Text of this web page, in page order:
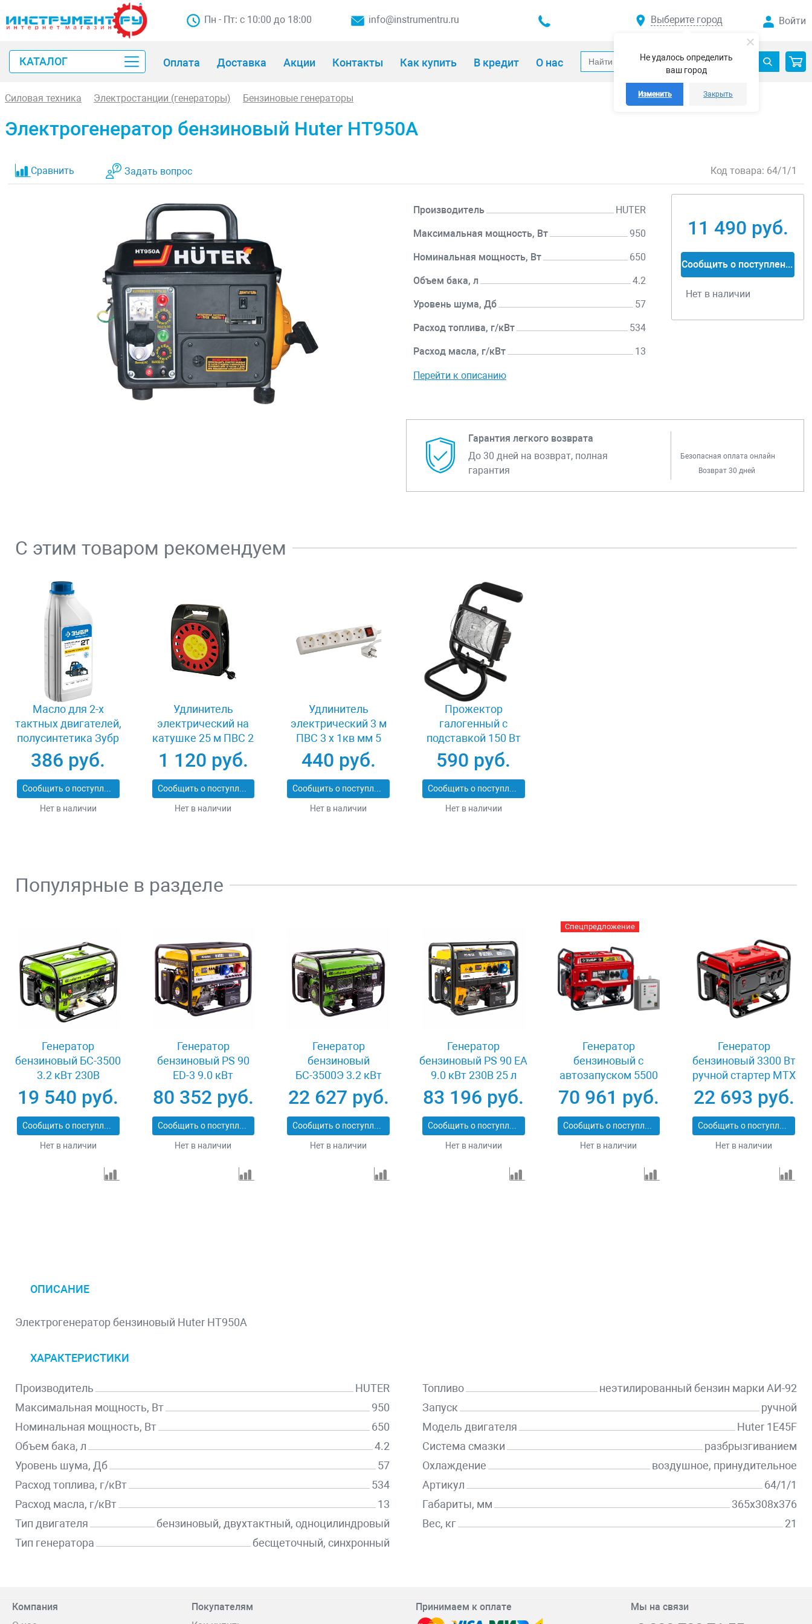
Не удалось определить
ваш город
Изменить Закрыть
Пн - Пт: с 10:00 до 18:00 info@instrumentru.ru Выберите город Войти
КАТАЛОГ Оплата Доставка Акции Контакты Как купить В кредит О нас
Силовая техника Электростанции (генераторы) Бензиновые генераторы
Электрогенератор бензиновый Huter HT950A
Сравнить Задать вопрос Код товара: 64/1/1
Производитель HUTER
Максимальная мощность, Вт 950
Номинальная мощность, Вт 650
Объем бака, л 4.2
Уровень шума, Дб 57
Расход топлива, г/кВт 534
Расход масла, г/кВт 13
Перейти к описанию
11 490 руб.
Сообщить о поступлении
Нет в наличии
Гарантия легкого возврата
До 30 дней на возврат, полная
гарантия
Безопасная оплата онлайн
Возврат 30 дней
С этим товаром рекомендуем
Масло для 2-х
тактных двигателей,
полусинтетика Зубр
ПРЕМИУМ ЗМД-2Т-П
386 руб.
Сообщить о поступлении
Нет в наличии
Удлинитель
электрический на
катушке 25 м ПВС 2
х 1кв мм 4 гнезда
СВЕТОЗАР
КОМФОРТ SV-55073-
25
1 120 руб.
Сообщить о поступлении
Нет в наличии
Удлинитель
электрический 3 м
ПВС 3 х 1кв мм 5
гнезд СВЕТОЗАР
ОПТИМА SV-55055-3
440 руб.
Сообщить о поступлении
Нет в наличии
Прожектор
галогенный с
подставкой 150 Вт
Светозар SV-57121-B
590 руб.
Сообщить о поступлении
Нет в наличии
Популярные в разделе
Генератор
бензиновый БС-3500
3.2 кВт 230В
четырехтактный 15
л ручной стартер
Сибртех 94544
19 540 руб.
Сообщить о поступлении
Нет в наличии
Генератор
бензиновый PS 90
ED-3 9.0 кВт
переключение
режима 230 В/400 В
25 л электростартер
Denzel 946944
80 352 руб.
Сообщить о поступлении
Нет в наличии
Генератор
бензиновый
БС-3500Э 3.2 кВт
230В 4-х тактный 15
л электростартер
Сибртех 94538
22 627 руб.
Сообщить о поступлении
Нет в наличии
Генератор
бензиновый PS 90 EA
9.0 кВт 230В 25 л
коннектор
автоматики
электростартер
Denzel 946934
83 196 руб.
Сообщить о поступлении
Нет в наличии
Спецпредложение
Генератор
бензиновый с
автозапуском 5500
Вт Зубр СБА-5500
70 961 руб.
Сообщить о поступлении
Нет в наличии
Генератор
бензиновый 3300 Вт
ручной стартер MTX
RS-4000 946115
22 693 руб.
Сообщить о поступлении
Нет в наличии
ОПИСАНИЕ
Электрогенератор бензиновый Huter HT950A
ХАРАКТЕРИСТИКИ
Производитель
HUTER
Максимальная мощность, Вт
950
Номинальная мощность, Вт
650
Объем бака, л
4.2
Уровень шума, Дб
57
Расход топлива, г/кВт
534
Расход масла, г/кВт
13
Тип двигателя
бензиновый, двухтактный, одноцилиндровый
Тип генератора
бесщеточный, синхронный
Топливо
неэтилированный бензин марки АИ-92
Запуск
ручной
Модель двигателя
Huter 1E45F
Система смазки
разбрызгиванием
Охлаждение
воздушное, принудительное
Артикул
64/1/1
Габариты, мм
365х308х376
Вес, кг
21
Компания
Покупателям
Принимаем к оплате Мы на связи